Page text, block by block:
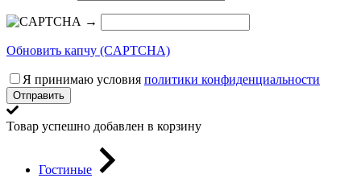
→
Обновить капчу (CAPTCHA)
Я принимаю условия политики конфиденциальности
Отправить
Товар успешно добавлен в корзину
Гостиные